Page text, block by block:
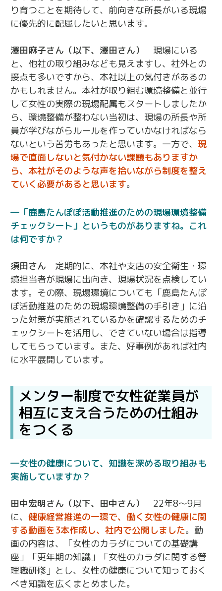
り育つことを期待して、前向きな所長がいる現場
に優先的に配属したいと思います。
澤田麻子さん（以下、澤田さん）
現場にいる
と、他社の取り組みなども見えますし、社外との
接点も多いですから、本社以上の気付きがあるの
かもしれません。本社が取り組む環境整備と並行
して女性の実際の現場配属もスタートしましたか
ら、環境整備が整わない当初は、現場の所長や所
員が学びながらルールを作っていかなければなら
ないという苦労もあったと思います。一方で、 現
場で直面しないと気付かない課題もありますか
ら、本社がそのような声を拾いながら制度を整え
ていく必要があると思います。
「鹿島たんぽぽ活動推進のための現場環境整備
チェックシート」というものがありますね。これ
は何ですか？
須田さん
定期的に、本社や支店の安全衛生・環
境担当者が現場に出向き、現場状況を点検してい
ます。その際、現場環境についても「鹿島たんぽ
ぽ活動推進のための現場環境整備の手引き」に沿
った対策が実施されているかを確認するためのチ
ェックシートを活用し、できていない場合は指導
してもらっています。また、好事例があれば社内
に水平展開しています。
メンター制度で女性従業員が
相互に支え合うための仕組み
をつくる
女性の健康について、知識を深める取り組みも
実施していますか？
田中宏明さん（以下、田中さん）
22年8～9月
に、健康経営推進の一環で、働く女性の健康に関
する動画を3本作成し、社内で公開しました。動
画の内容は、「女性のカラダについての基礎講
座」「更年期の知識」「女性のカラダに関する管
理職研修」とし、女性の健康について知っておく
べき知識を広くまとめました。